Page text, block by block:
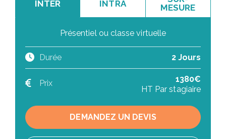
INTER INTRA
MESURE
Présentiel ou classe virtuelle
Durée 2 Jours
Prix
1380€
HT Par stagiaire
DEMANDEZ UN DEVIS